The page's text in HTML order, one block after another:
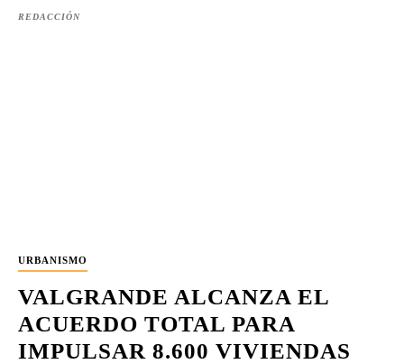
REDACCIÓN
URBANISMO
VALGRANDE ALCANZA EL
ACUERDO TOTAL PARA
IMPULSAR 8.600 VIVIENDAS